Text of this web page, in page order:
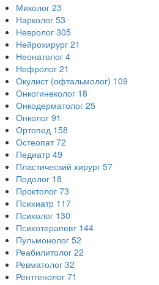
Миколог 23
Нарколог 53
Невролог 305
Нейрохирург 21
Неонатолог 4
Нефролог 21
Окулист (офтальмолог) 109
Онкогинеколог 18
Онкодерматолог 25
Онколог 91
Ортопед 158
Остеопат 72
Педиатр 49
Пластический хирург 57
Подолог 18
Проктолог 73
Психиатр 117
Психолог 130
Психотерапевт 144
Пульмонолог 52
Реабилитолог 22
Ревматолог 32
Рентгенолог 71